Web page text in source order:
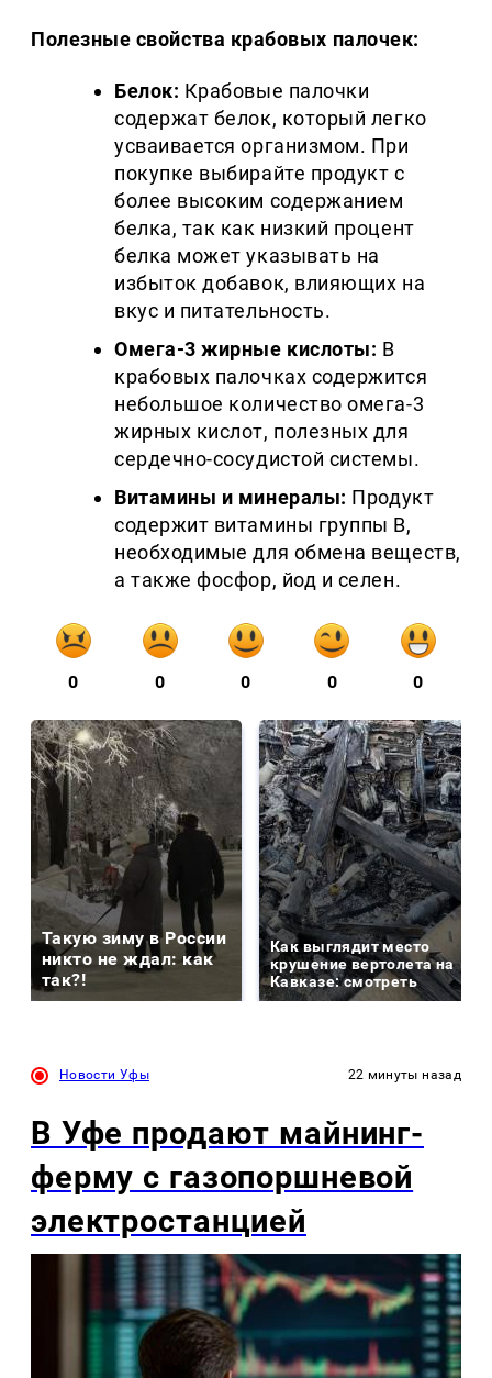
Полезные свойства крабовых палочек:
Белок: Крабовые палочки
содержат белок, который легко
усваивается организмом. При
покупке выбирайте продукт с
более высоким содержанием
белка, так как низкий процент
белка может указывать на
избыток добавок, влияющих на
вкус и питательность.
Омега-3 жирные кислоты: В
крабовых палочках содержится
небольшое количество омега-3
жирных кислот, полезных для
сердечно-сосудистой системы.
Витамины и минералы: Продукт
содержит витамины группы B,
необходимые для обмена веществ,
а также фосфор, йод и селен.
0 0 0 0 0
Такую зиму в России
никто не ждал: как
так?!
Как выглядит место
крушение вертолета на
Кавказе: смотреть
Новости Уфы 22 минуты назад
В Уфе продают майнинг-
ферму с газопоршневой
электростанцией